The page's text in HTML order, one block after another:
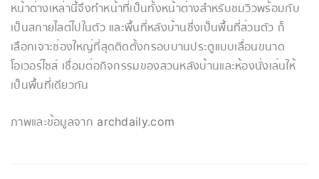
หน้าต่างเหล่านี้จึงทำหน้าที่เป็นทั้งหน้าต่างสำหรับชมวิวพร้อมกับ
เป็นสกายไลต์ไปในตัว และพื้นที่หลังบ้านซึ่งเป็นพื้นที่ส่วนตัว ก็
เลือกเจาะช่องใหญ่ที่สุดติดตั้งกรอบบานประตูแบบเลื่อนขนาด
โอเวอร์ไซส์ เชื่อมต่อกิจกรรมของสวนหลังบ้านและห้องนั่งเล่นให้
เป็นพื้นที่เดียวกัน
ภาพและข้อมูลจาก archdaily.com